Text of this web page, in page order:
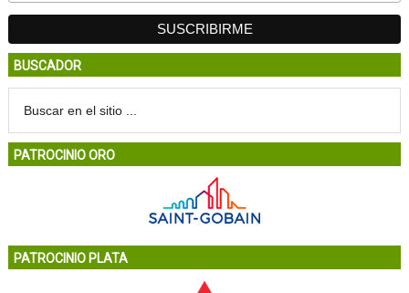
BUSCADOR
PATROCINIO ORO
PATROCINIO PLATA